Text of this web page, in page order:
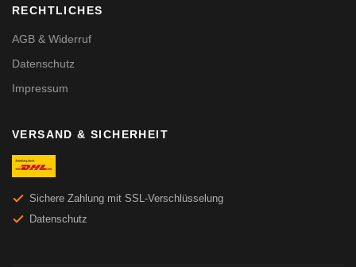
RECHTLICHES
AGB & Widerruf
Datenschutz
Impressum
VERSAND & SICHERHEIT
Sichere Zahlung mit SSL-Verschlüsselung
Datenschutz